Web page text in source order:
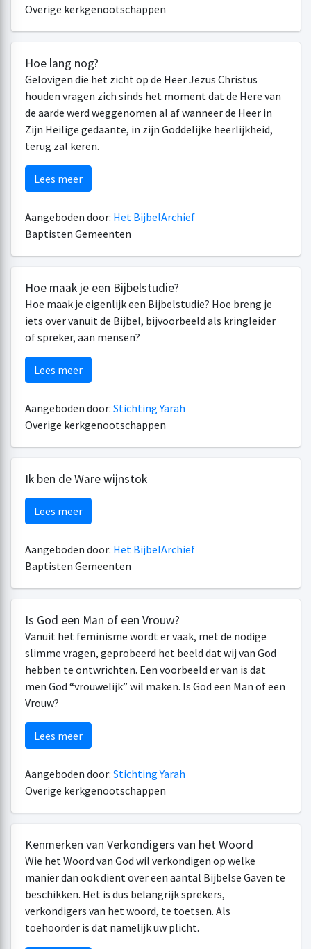
Overige kerkgenootschappen
Hoe lang nog?
Gelovigen die het zicht op de Heer Jezus Christus
houden vragen zich sinds het moment dat de Here van
de aarde werd weggenomen al af wanneer de Heer in
Zijn Heilige gedaante, in zijn Goddelijke heerlijkheid,
terug zal keren.
Lees meer
Aangeboden door: Het BijbelArchief
Baptisten Gemeenten
Hoe maak je een Bijbelstudie?
Hoe maak je eigenlijk een Bijbelstudie? Hoe breng je
iets over vanuit de Bijbel, bijvoorbeeld als kringleider
of spreker, aan mensen?
Lees meer
Aangeboden door: Stichting Yarah
Overige kerkgenootschappen
Ik ben de Ware wijnstok
Lees meer
Aangeboden door: Het BijbelArchief
Baptisten Gemeenten
Is God een Man of een Vrouw?
Vanuit het feminisme wordt er vaak, met de nodige
slimme vragen, geprobeerd het beeld dat wij van God
hebben te ontwrichten. Een voorbeeld er van is dat
men God “vrouwelijk” wil maken. Is God een Man of een
Vrouw?
Lees meer
Aangeboden door: Stichting Yarah
Overige kerkgenootschappen
Kenmerken van Verkondigers van het Woord
Wie het Woord van God wil verkondigen op welke
manier dan ook dient over een aantal Bijbelse Gaven te
beschikken. Het is dus belangrijk sprekers,
verkondigers van het woord, te toetsen. Als
toehoorder is dat namelijk uw plicht.